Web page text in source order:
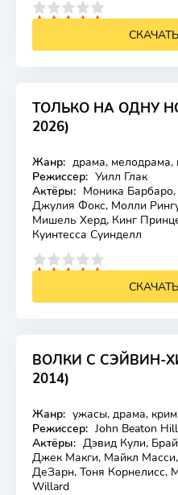
ТОЛЬКО НА ОДНУ
2026)
Лицензия
Жанр: драма, мелодрама,
Режиссер: Уилл Глак
Актёры: Моника
Джулия Фокс, Молли
Мишель Херд, Кинг
Куинтесса Суинделл
ВОЛКИ С СЭЙВИН-
2014)
Лицензия
Жанр: ужасы, драма,
Режиссер: John Beaton Hill
Актёры: Дэвид Кули,
Джек Макги, Майкл
ДеЗарн, Тоня Корнелисс,
Willard